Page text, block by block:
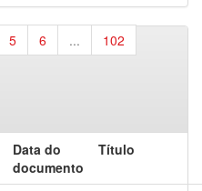
5 6 ...
102
Data do
documento
Título